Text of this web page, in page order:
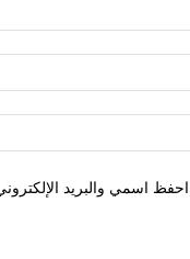
احفظ اسمي والبريد